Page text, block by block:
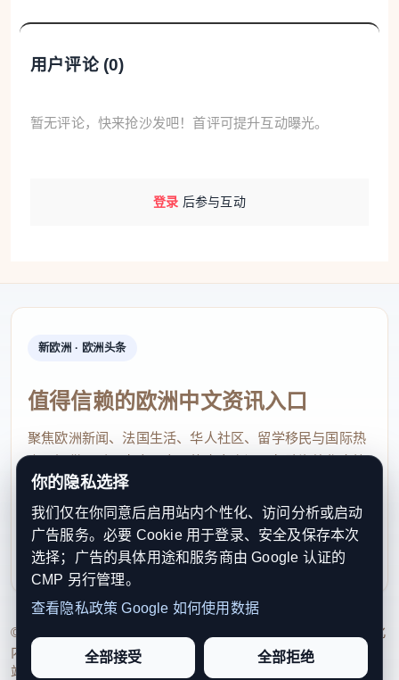
用户评论 (0)
暂无评论，快来抢沙发吧！首评可提升互动曝光。
登录 后参与互动
新欧洲 · 欧洲头条
值得信赖的欧洲中文资讯入口
聚焦欧洲新闻、法国生活、华人社区、留学移民与国际热
点，提供及时、真实、实用的中文资讯，帮助海外华人快
速了解欧洲动态。
contact@xinouzhou.com
服务支持、版权与合作：工作日优先处理站务、投稿与权
利通知
© 2026 新欧洲·欧洲头条. All Rights Reserved. 本网站持续优化
内容透明度、联系方式与用户权利说明，以提升品牌信任感和
站点完整度。
你的隐私选择
我们仅在你同意后启用站内个性化、访问分析或启动
广告服务。必要 Cookie 用于登录、安全及保存本次
选择；广告的具体用途和服务商由 Google 认证的
CMP 另行管理。
查看隐私政策 Google 如何使用数据
全部接受 全部拒绝